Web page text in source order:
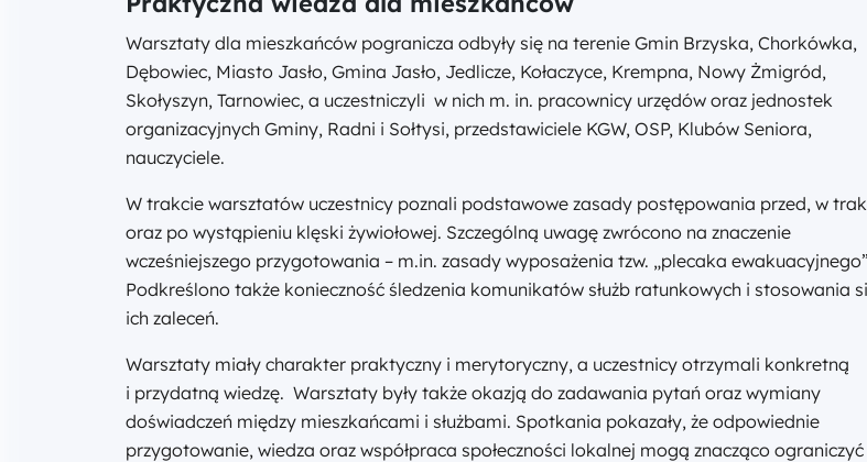
Warsztaty dla mieszkańców pogranicza odbyły się na terenie Gmin Brzyska, Chorkówka,
Dębowiec, Miasto Jasło, Gmina Jasło, Jedlicze, Kołaczyce, Krempna, Nowy Żmigród,
Skołyszyn, Tarnowiec, a uczestniczyli w nich m. in. pracownicy urzędów oraz jednostek
organizacyjnych Gminy, Radni i Sołtysi, przedstawiciele KGW, OSP, Klubów Seniora,
nauczyciele.
W trakcie warsztatów uczestnicy poznali podstawowe zasady postępowania przed, w
oraz po wystąpieniu klęski żywiołowej. Szczególną uwagę zwrócono na znaczenie
wcześniejszego przygotowania – m.in. zasady wyposażenia tzw. „plecaka
Podkreślono także konieczność śledzenia komunikatów służb ratunkowych i stosowania
ich zaleceń.
Warsztaty miały charakter praktyczny i merytoryczny, a uczestnicy otrzymali konkretną
i przydatną wiedzę. Warsztaty były także okazją do zadawania pytań oraz wymiany
doświadczeń między mieszkańcami i służbami. Spotkania pokazały, że odpowiednie
przygotowanie, wiedza oraz współpraca społeczności lokalnej mogą znacząco ograniczyć